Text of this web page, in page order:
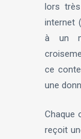
lors
internet
à un
ce
une
Chaque
reçoit